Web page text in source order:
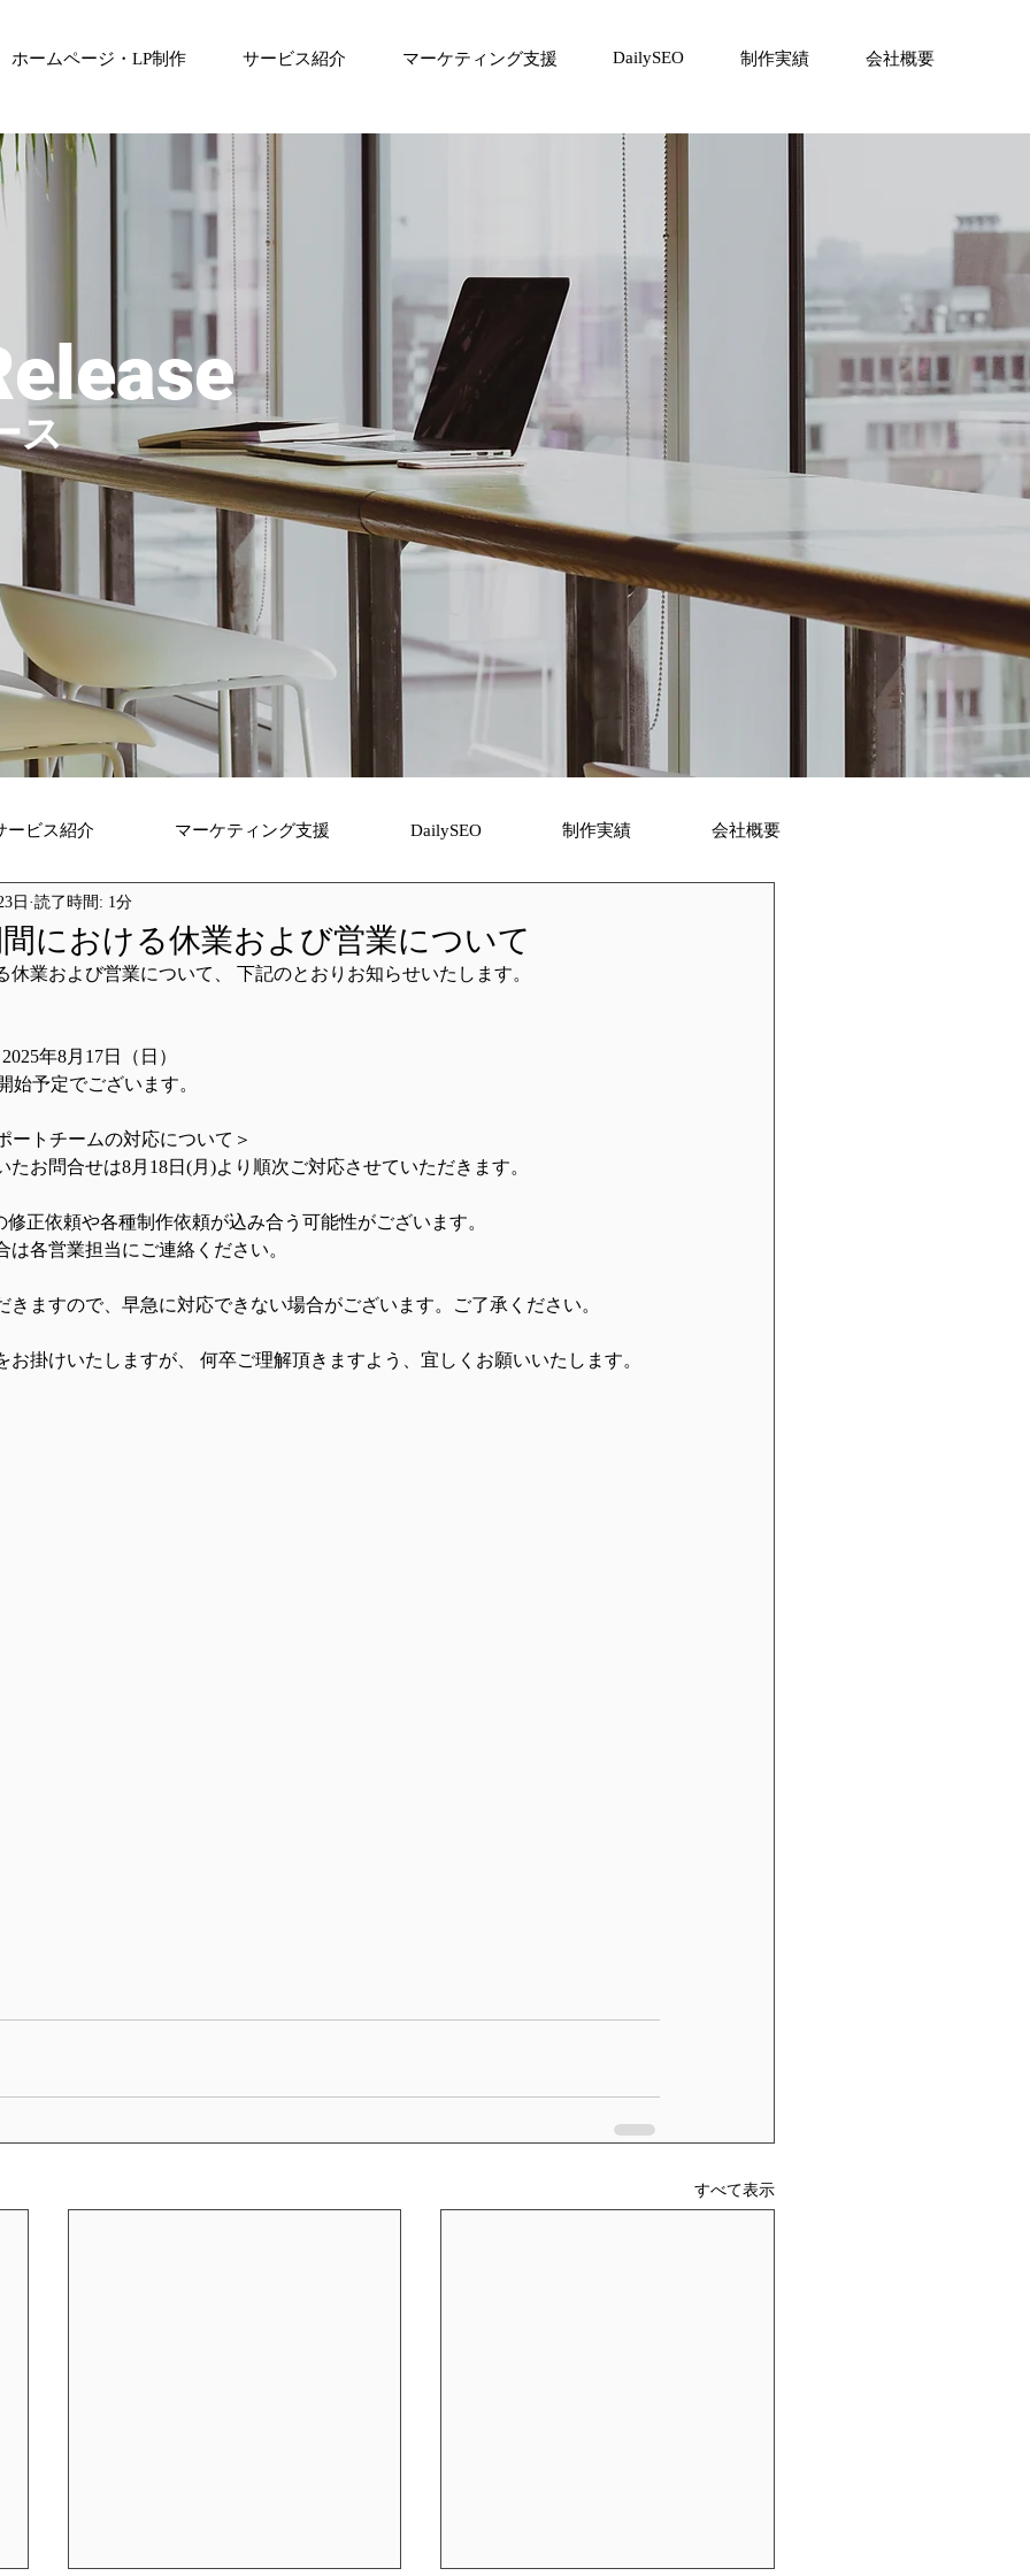
ホームページ・LP制作 サービス紹介 マーケティング支援 DailySEO 制作実績 会社概要
ス
ービス紹介 マーケティング支援 DailySEO 制作実績 会社概要
における休業および営業について
日 読了時間: 1分
休業および営業について、 下記のとおりお知らせいたします。
年8月17日（日）
始予定でございます。
ートチームの対応について＞
たお問合せは8月18日(月)より順次ご対応させていただきます。
正依頼や各種制作依頼が込み合う可能性がございます。
は各営業担当にご連絡ください。
ますので、早急に対応できない場合がございます。ご了承ください。
お掛けいたしますが、 何卒ご理解頂きますよう、宜しくお願いいたします。
すべて表示